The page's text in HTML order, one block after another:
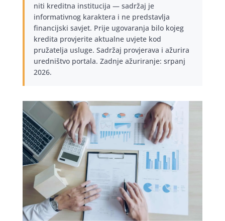
niti kreditna institucija — sadržaj je
informativnog karaktera i ne predstavlja
financijski savjet. Prije ugovaranja bilo kojeg
kredita provjerite aktualne uvjete kod
pružatelja usluge. Sadržaj provjerava i ažurira
uredništvo portala. Zadnje ažuriranje: srpanj
2026.